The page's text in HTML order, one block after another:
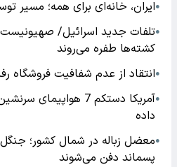
●ایران، خانه‌ای برای همه؛ مسیر
●تلفات جدید اسرائیل/
کشته‌ها طفره می‌روند
●انتقاد از عدم شفافیت فروشگاه
●
آمریکا دستکم 7
داده
●معضل زباله در شمال کشور؛
پسماند دفن می‌شوند